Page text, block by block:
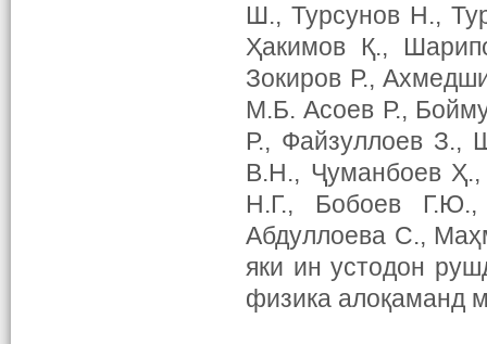
Ш., Турсунов Н.,
Ҳакимов Қ.,
Зокиров Р.,
М.Б. Асоев Р.,
Р., Файзуллоев З.,
В.Н., Ҷуманбоев
Н.Г., Бобоев
Абдуллоева С.,
яки ин устодон
физика алоқаманд